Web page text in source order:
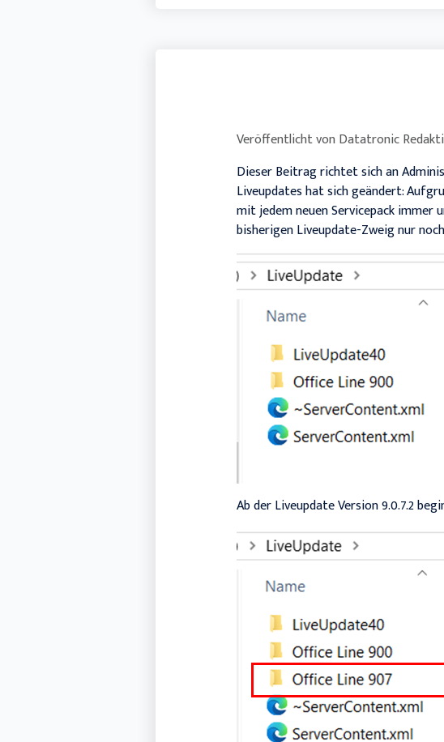
Veröffentlicht vonDatatronic
Dieser Beitrag richtet sich an
Liveupdates hat sich geändert:
mit jedem neuen Servicepack immer
bisherigen Liveupdate-Zweig nur
Ab der Liveupdate Version 9.0.7.2